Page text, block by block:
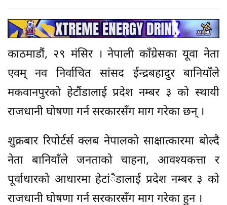
काठमाडौं, २९ मंसिर । नेपाली काँग्रेसका यूवा नेता
एवम् नव निर्वाचित सांसद ईन्द्रबहादुर बानियाँले
मकवानपुरको हेटौंडालाई प्रदेश नम्बर ३ को स्थायी
राजधानी घोषणा गर्न सरकारसँग माग गरेका छन् ।
शुक्रबार रिपोर्टर्स क्लब नेपालको साक्षात्कारमा बोल्दै
नेता बानियाँले जनताको चाहना, आवश्यकत्ता र
पूर्वाधारको आधारमा हेटांैडालाई प्रदेश नम्बर ३ को
राजधानी घोषणा गर्न सरकारसँग माग गरेका हुन ।